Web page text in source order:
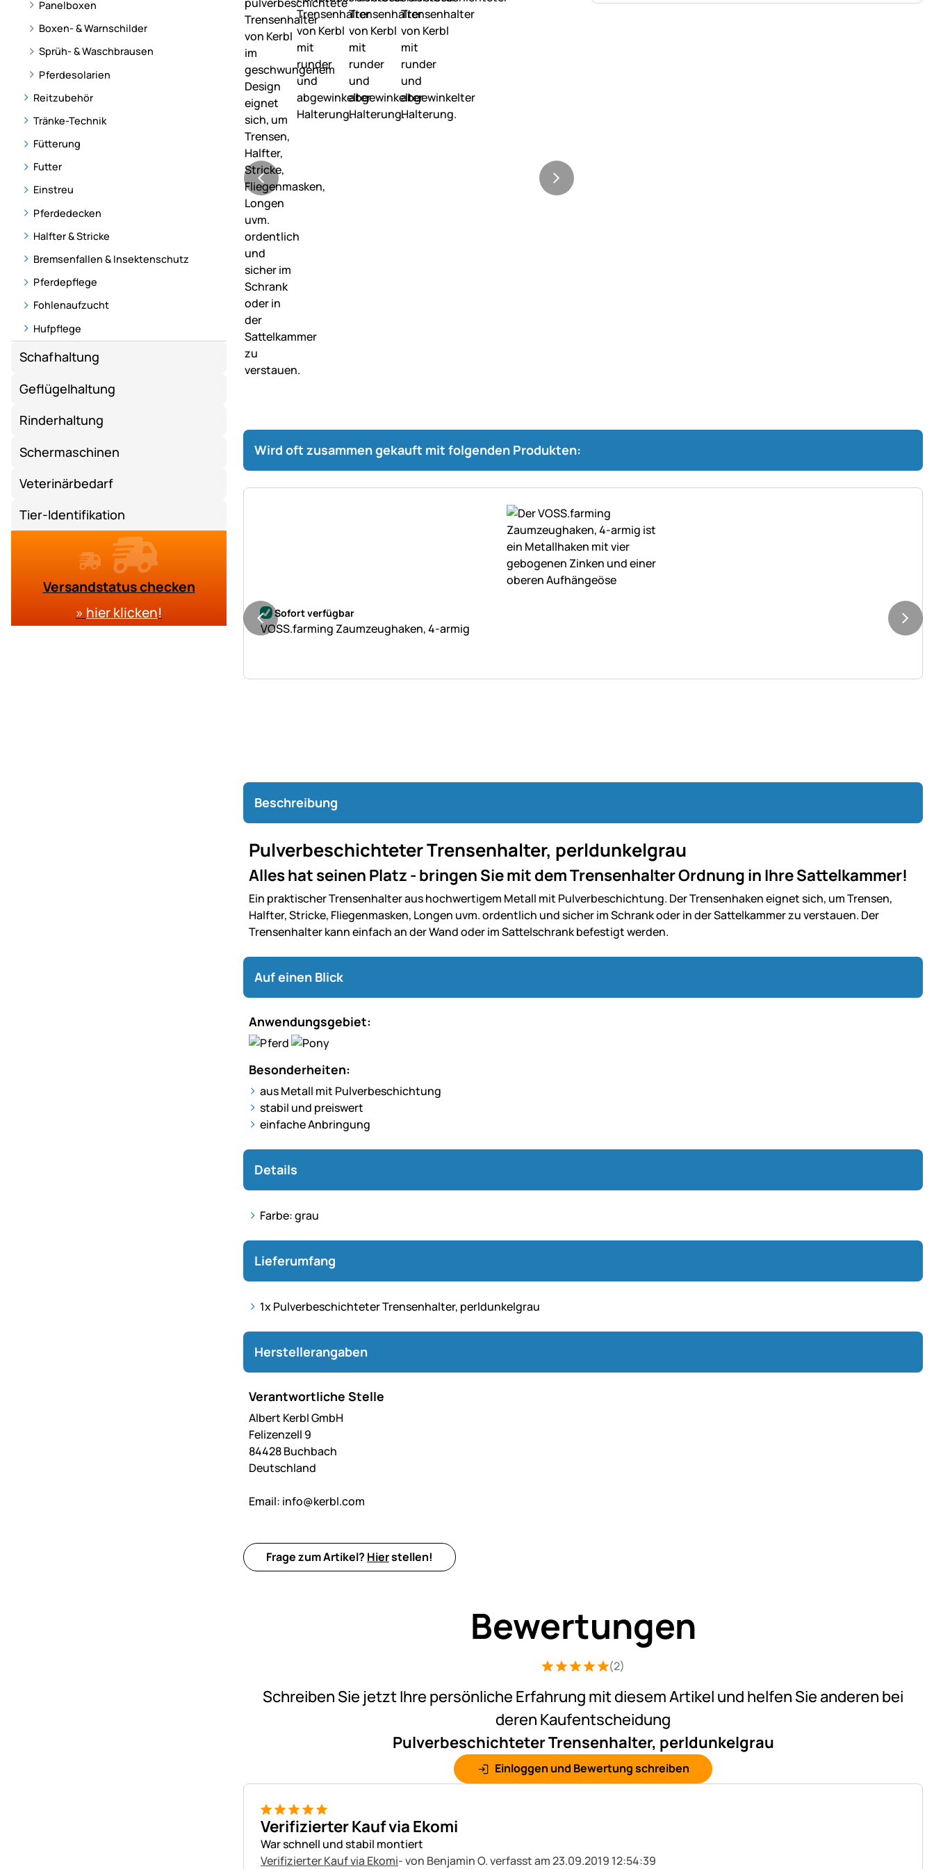
Panelboxen
Boxen- & Warnschilder
Sprüh- & Waschbrausen
Pferdesolarien
Reitzubehör
Tränke-Technik
Fütterung
Futter
Einstreu
Pferdedecken
Halfter & Stricke
Bremsenfallen & Insektenschutz
Pferdepflege
Fohlenaufzucht
Hufpflege
Schafhaltung
Geflügelhaltung
Rinderhaltung
Schermaschinen
Veterinärbedarf
Tier-Identifikation
Versandstatus checken
» hier klicken!
Wird oft zusammen gekauft mit folgenden Produkten:
Noch keine Bewertungen abgegeben
Sofort verfügbar
VOSS.farming Zaumzeughaken, 4-armig
Beschreibung
Pulverbeschichteter Trensenhalter, perldunkelgrau
Alles hat seinen Platz - bringen Sie mit dem Trensenhalter Ordnung in Ihre Sattelkammer!
Ein praktischer Trensenhalter aus hochwertigem Metall mit Pulverbeschichtung. Der Trensenhaken eignet sich, um Trensen,
Halfter, Stricke, Fliegenmasken, Longen uvm. ordentlich und sicher im Schrank oder in der Sattelkammer zu verstauen. Der
Trensenhalter kann einfach an der Wand oder im Sattelschrank befestigt werden.
Auf einen Blick
Anwendungsgebiet:
Besonderheiten:
aus Metall mit Pulverbeschichtung
stabil und preiswert
einfache Anbringung
Details
Farbe: grau
Lieferumfang
1x Pulverbeschichteter Trensenhalter, perldunkelgrau
Herstellerangaben
Verantwortliche Stelle
Albert Kerbl GmbH
Felizenzell 9
84428 Buchbach
Deutschland
Email: info@kerbl.com
Frage zum Artikel? Hierstellen!
Bewertungen
Bewertung: 5 von 5 (2 Bewertungen)
2 Bewertungen
(2)
Schreiben Sie jetzt Ihre persönliche Erfahrung mit diesem Artikel und helfen Sie anderen bei
deren Kaufentscheidung
Pulverbeschichteter Trensenhalter, perldunkelgrau
Einloggen und Bewertung schreiben
5 von 5
Verifizierter Kauf via Ekomi
War schnell und stabil montiert
Verifizierter Kauf via Ekomi- von Benjamin O.verfasst am 23.09.2019 12:54:39